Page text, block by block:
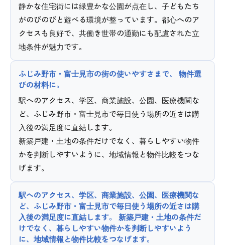
静かな住宅街には緑豊かな公園が点在し、子どもたち
がのびのびと遊べる環境が整っています。都心へのア
クセスも良好で、共働き世帯の通勤にも配慮された立
地条件が魅力です。
ふじみ野市・富士見市の街の使いやすさまで、 物件選
びの材料に。
駅へのアクセス、学区、商業施設、公園、医療機関な
ど、ふじみ野市・富士見市で毎日使う場所の近さは購
入後の満足度に直結します。
新築戸建・土地の条件だけでなく、暮らしやすい物件
かを判断しやすいように、地域情報と物件比較をつな
げます。
駅へのアクセス、学区、商業施設、公園、医療機関な
ど、ふじみ野市・富士見市で毎日使う場所の近さは購
入後の満足度に直結します。 新築戸建・土地の条件だ
けでなく、暮らしやすい物件かを判断しやすいよう
に、地域情報と物件比較をつなげます。